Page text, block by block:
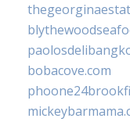
bobacove.com